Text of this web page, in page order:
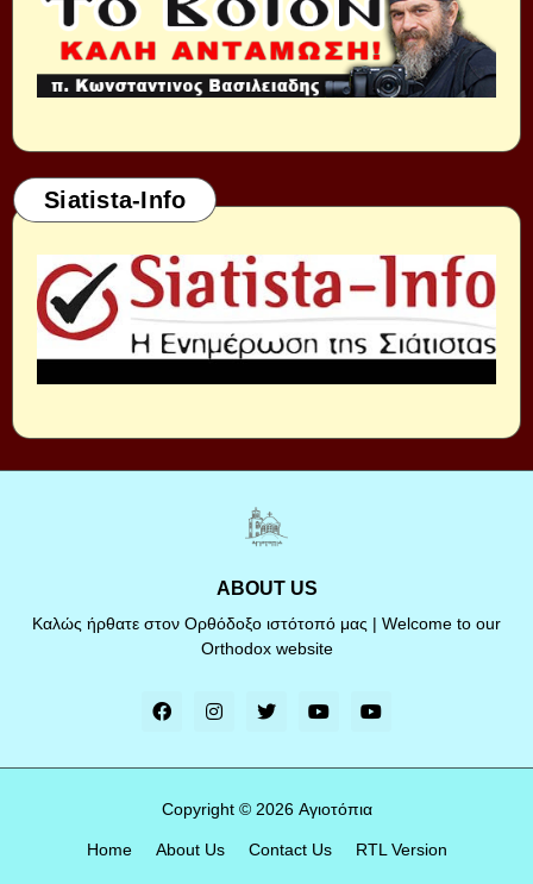
Siatista-Info
ABOUT US
Καλώς ήρθατε στον Ορθόδοξο ιστότοπό μας | Welcome to our
Orthodox website
Copyright © 2026 Αγιοτόπια
Home About Us Contact Us RTL Version